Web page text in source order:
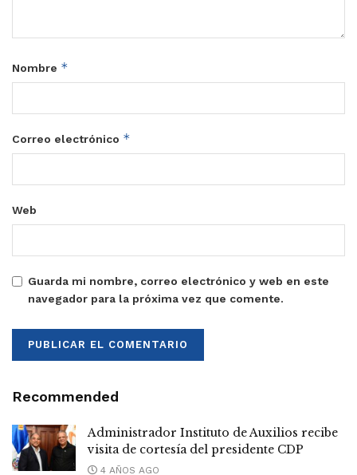
Nombre *
Correo electrónico *
Web
Guarda mi nombre, correo electrónico y web en este
navegador para la próxima vez que comente.
Recommended
Administrador Instituto de Auxilios recibe
visita de cortesía del presidente CDP
4 AÑOS AGO